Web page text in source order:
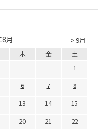
> 9月
8月
木 金
土
1
6 7
8
13 14
15
20 21
22